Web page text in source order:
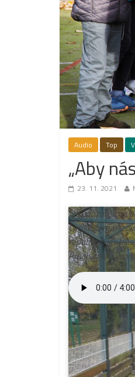
Audio Top
„Aby
23. 11. 2021
Jak upozornit na
Locika
republice. Jak
Procházky a ve